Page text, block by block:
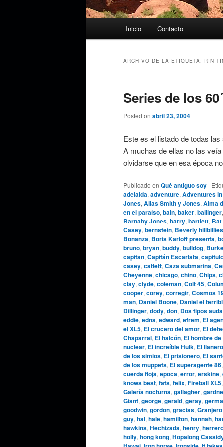
Inicio Contacto
ARCHIVO DE LA ETIQUETA: RIN
Series de los
Posted on abril 23, 2004
Este es el listado de todas
A muchas de ellas no las
olvidarse que en esa época
Publicado en Qué antiguo soy |
adelaida, adventure, Adventures
Jones, Alias Smith y Jones, Alma
en el paraíso, bain, baker, ballinger
Barnaby Jones, barry, bartlett,
Casey, bernstein, Beverly hillbillies
Bonanza, Boris Karloff presenta,
bruno, bryan, buddy, bulldog,
capitan, Capitán Escarlata, capitulo
casey, catlett, Caza submarina,
Cheyenne, chicago, chino, Chips,
clay, clyde, coleman, Colt 45,
cooper, corey, corregir, Cosmos
man, Daniel Boone, Daniel el
Dillinger, dody, don, Dos tipos
eddie, edna, edward, efrem, El
el XL5, El crucero del amor, El
Chaparral, El halcón, El hombre
nuclear, El increíble Hulk, El
de los simios, El prisionero, El
de los muppets, El superagente 86
cuerda floja, epoca, error, erskine,
knows best, fats, felix, Fireball XL5
Galería nocturna, gallagher,
Giant, george, gerald, geray,
goodwin, gordon, gracias,
guy, hal, hale, hamilton, hannah,
hawkins, Hechizada, henry, herrero
holly, hong kong, Hopalong